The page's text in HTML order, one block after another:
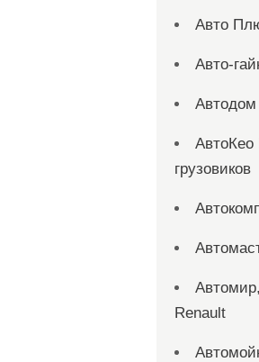
Авто
Авто-
Автодом
АвтоКео
грузовиков
Renault